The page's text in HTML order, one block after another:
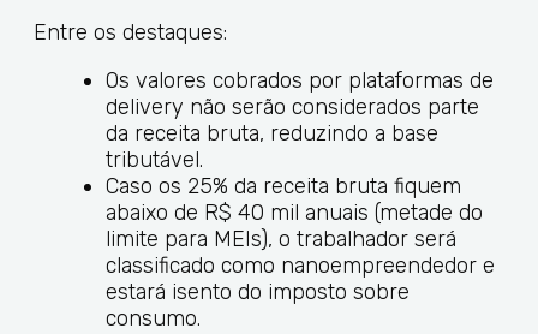
Entre os destaques:
Os valores cobrados por plataformas de
delivery não serão considerados parte
da receita bruta, reduzindo a base
tributável.
Caso os 25% da receita bruta fiquem
abaixo de R$ 40 mil anuais (metade do
limite para MEIs), o trabalhador será
classificado como nanoempreendedor e
estará isento do imposto sobre
consumo.